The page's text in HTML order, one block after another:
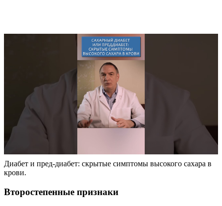
Диабет и пред-диабет: скрытые симптомы высокого сахара в
крови.
Второстепенные признаки